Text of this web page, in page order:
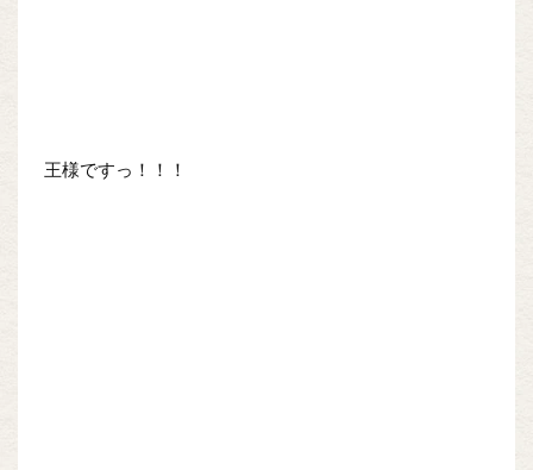
王様ですっ！！！